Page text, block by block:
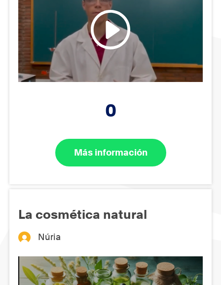
0
Más información
La cosmética natural
Núria